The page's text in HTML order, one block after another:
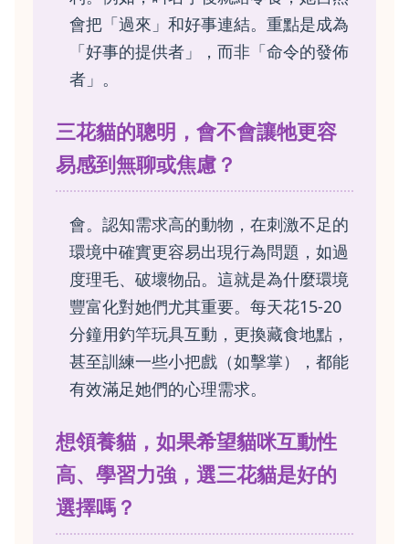
會把「過來」和好事連結。重點是成為
「好事的提供者」，而非「命令的發佈
者」。
三花貓的聰明，會不會讓牠更容
易感到無聊或焦慮？
會。認知需求高的動物，在刺激不足的
環境中確實更容易出現行為問題，如過
度理毛、破壞物品。這就是為什麼環境
豐富化對她們尤其重要。每天花15-20
分鐘用釣竿玩具互動，更換藏食地點，
甚至訓練一些小把戲（如擊掌），都能
有效滿足她們的心理需求。
想領養貓，如果希望貓咪互動性
高、學習力強，選三花貓是好的
選擇嗎？